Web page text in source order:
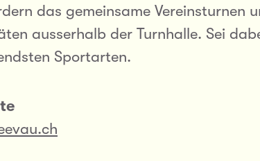
das gemeinsame Vereinsturnen
ausserhalb der Turnhalle. Sei
Sportarten.